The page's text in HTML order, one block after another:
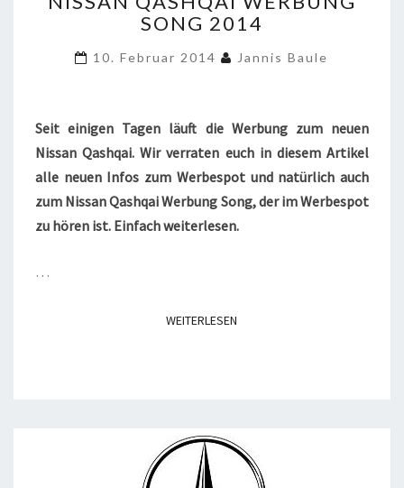
WERBUNG
2014
SONG 2014
10. Februar 2014 Jannis Baule
Seit einigen Tagen läuft die Werbung zum neuen
Nissan Qashqai. Wir verraten euch in diesem Artikel
alle neuen Infos zum Werbespot und natürlich auch
zum Nissan Qashqai Werbung Song, der im Werbespot
zu hören ist. Einfach weiterlesen.
…
WEITERLESEN